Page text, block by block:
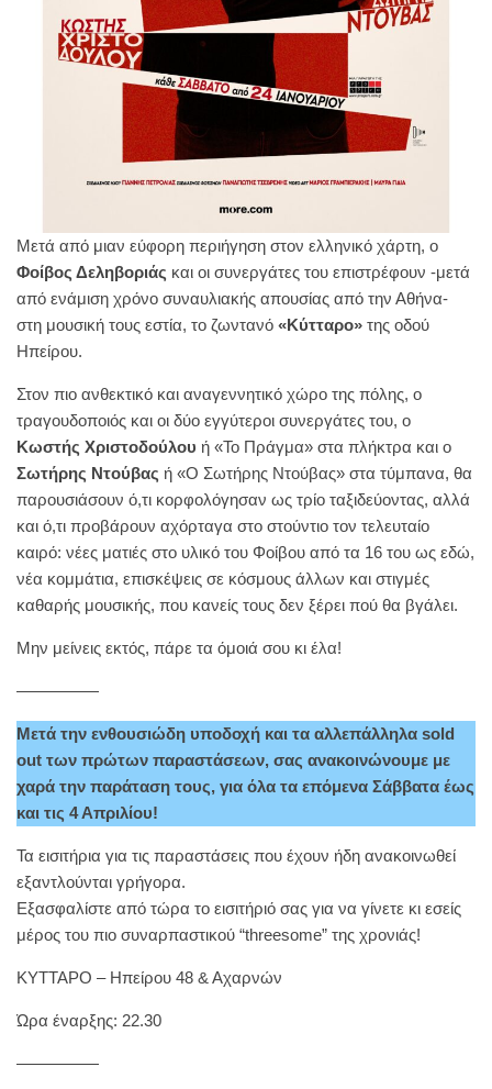
Μετά από μιαν εύφορη περιήγηση στον ελληνικό χάρτη, ο
Φοίβος Δεληβοριάς και οι συνεργάτες του επιστρέφουν -μετά
από ενάμιση χρόνο συναυλιακής απουσίας από την Αθήνα-
στη μουσική τους εστία, το ζωντανό «Κύτταρο» της οδού
Ηπείρου.
Στον πιο ανθεκτικό και αναγεννητικό χώρο της πόλης, ο
τραγουδοποιός και οι δύο εγγύτεροι συνεργάτες του, ο
Κωστής Χριστοδούλου ή «Το Πράγμα» στα πλήκτρα και ο
Σωτήρης Ντούβας ή «Ο Σωτήρης Ντούβας» στα τύμπανα, θα
παρουσιάσουν ό,τι κορφολόγησαν ως τρίο ταξιδεύοντας, αλλά
και ό,τι προβάρουν αχόρταγα στο στούντιο τον τελευταίο
καιρό: νέες ματιές στο υλικό του Φοίβου από τα 16 του ως εδώ,
νέα κομμάτια, επισκέψεις σε κόσμους άλλων και στιγμές
καθαρής μουσικής, που κανείς τους δεν ξέρει πού θα βγάλει.
Μην μείνεις εκτός, πάρε τα όμοιά σου κι έλα!
—————
Μετά την ενθουσιώδη υποδοχή και τα αλλεπάλληλα sold
out των πρώτων παραστάσεων, σας ανακοινώνουμε με
χαρά την παράταση τους, για όλα τα επόμενα Σάββατα έως
και τις 4 Απριλίου!
Τα εισιτήρια για τις παραστάσεις που έχουν ήδη ανακοινωθεί
εξαντλούνται γρήγορα.
Εξασφαλίστε από τώρα το εισιτήριό σας για να γίνετε κι εσείς
μέρος του πιο συναρπαστικού “threesome” της χρονιάς!
ΚΥΤΤΑΡΟ – Ηπείρου 48 & Αχαρνών
Ώρα έναρξης: 22.30
—————